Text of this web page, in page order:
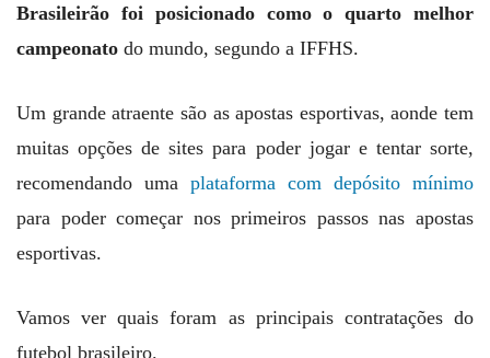
Brasileirão foi posicionado como o quarto melhor
campeonato do mundo, segundo a IFFHS.
Um grande atraente são as apostas esportivas, aonde tem
muitas opções de sites para poder jogar e tentar sorte,
recomendando uma plataforma com depósito mínimo
para poder começar nos primeiros passos nas apostas
esportivas.
Vamos ver quais foram as principais contratações do
futebol brasileiro.